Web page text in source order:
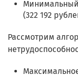
(322 192
Рассмотрим